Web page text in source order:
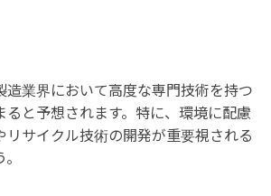
造業界において高度な専門技術を持つ
ると予想されます。特に、環境に配慮
リサイクル技術の開発が重要視される